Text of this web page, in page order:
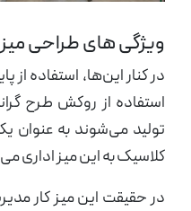
ویژگی های طراحی
در کنار این‌ها، استفاده از
استفاده از روکش طرح
تولید می‌شوند به عنوان
کلاسیک به این میز اداری
در حقیقت این میز کار